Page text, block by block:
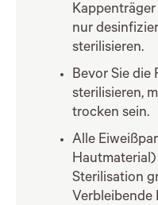
nur
sterilisieren.
Bevor Sie die
sterilisieren,
trocken sein.
Alle
Sterilisation
Verbleibende